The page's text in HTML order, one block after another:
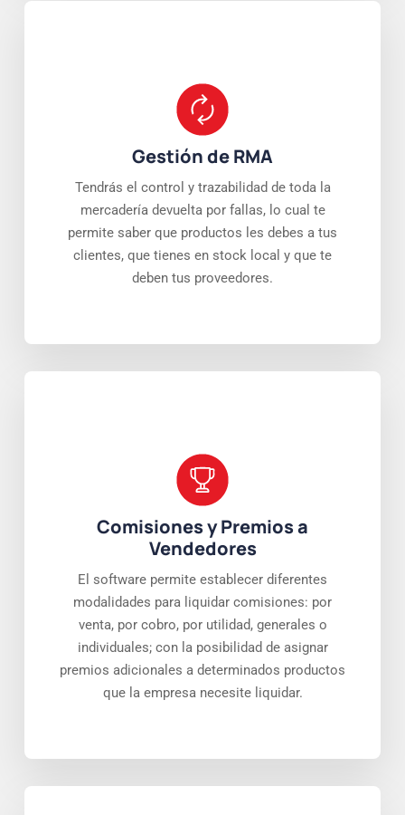
Gestión de RMA
Tendrás el control y trazabilidad de toda la
mercadería devuelta por fallas, lo cual te
permite saber que productos les debes a tus
clientes, que tienes en stock local y que te
deben tus proveedores.
Comisiones y Premios a
Vendedores
El software permite establecer diferentes
modalidades para liquidar comisiones: por
venta, por cobro, por utilidad, generales o
individuales; con la posibilidad de asignar
premios adicionales a determinados productos
que la empresa necesite liquidar.